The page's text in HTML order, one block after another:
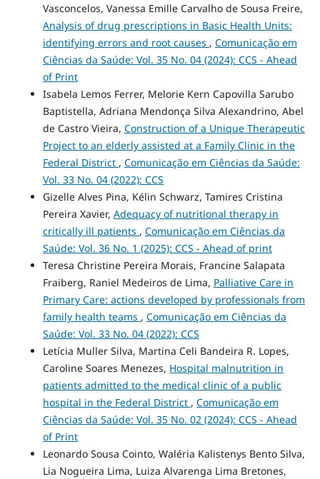
Vasconcelos, Vanessa Emille Carvalho de Sousa Freire,
Analysis of drug prescriptions in Basic Health Units:
identifying errors and root causes , Comunicação em
Ciências da Saúde: Vol. 35 No. 04 (2024): CCS - Ahead
of Print
Isabela Lemos Ferrer, Melorie Kern Capovilla Sarubo
Baptistella, Adriana Mendonça Silva Alexandrino, Abel
de Castro Vieira, Construction of a Unique Therapeutic
Project to an elderly assisted at a Family Clinic in the
Federal District , Comunicação em Ciências da Saúde:
Vol. 33 No. 04 (2022): CCS
Gizelle Alves Pina, Kélin Schwarz, Tamires Cristina
Pereira Xavier, Adequacy of nutritional therapy in
critically ill patients , Comunicação em Ciências da
Saúde: Vol. 36 No. 1 (2025): CCS - Ahead of print
Teresa Christine Pereira Morais, Francine Salapata
Fraiberg, Raniel Medeiros de Lima, Palliative Care in
Primary Care: actions developed by professionals from
family health teams , Comunicação em Ciências da
Saúde: Vol. 33 No. 04 (2022): CCS
Letícia Muller Silva, Martina Celi Bandeira R. Lopes,
Caroline Soares Menezes, Hospital malnutrition in
patients admitted to the medical clinic of a public
hospital in the Federal District , Comunicação em
Ciências da Saúde: Vol. 35 No. 02 (2024): CCS - Ahead
of Print
Leonardo Sousa Cointo, Waléria Kalistenys Bento Silva,
Lia Nogueira Lima, Luiza Alvarenga Lima Bretones,